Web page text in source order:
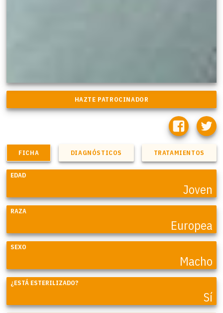
FICHA DIAGNÓSTICOS TRATAMIENTOS
EDAD
Joven
RAZA
Europea
SEXO
Macho
¿ESTÁ ESTERILIZADO?
Sí